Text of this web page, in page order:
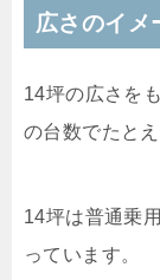
広さのイメ
14坪の広さを
の台数でたとえ
14坪は普通乗
っています。